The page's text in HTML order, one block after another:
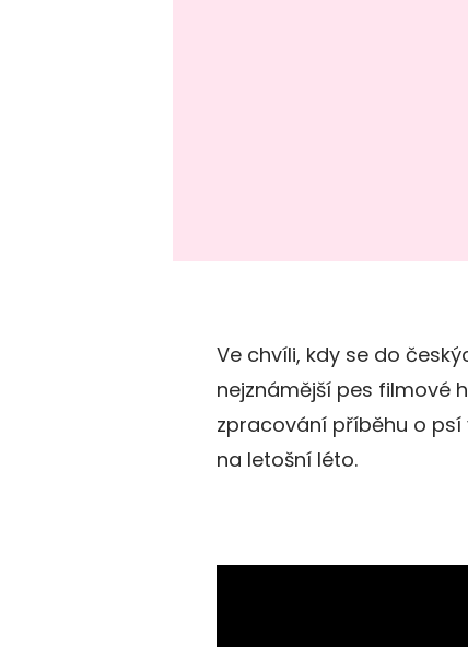
Ve chvíli, kdy se do
nejznámější pes filmové
zpracování příběhu o psí
na letošní léto.